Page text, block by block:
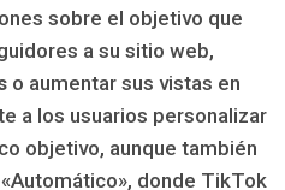
sobre el objetivo que
a su sitio web,
o aumentar sus vistas en
a los usuarios personalizar
objetivo, aunque también
donde TikTok